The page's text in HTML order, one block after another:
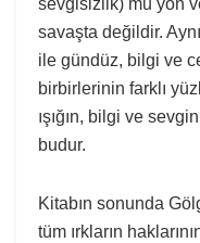
sevgisizlik) mu yön
savaşta değildir.
ile gündüz, bilgi ve
birbirlerinin farklı
ışığın, bilgi ve
budur.
Kitabın sonunda
tüm ırkların